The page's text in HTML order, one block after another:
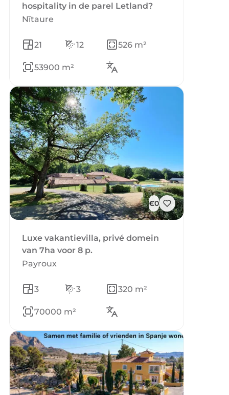
hospitality in de parel Letland?
Nītaure
21 12 526 m²
53900 m²
€0
Luxe vakantievilla, privé domein
van 7ha voor 8 p.
Payroux
3 3 320 m²
70000 m²